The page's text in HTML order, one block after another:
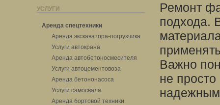
УСЛУГИ
Аренда спецтехники
Аренда экскаватора-погрузчика
Услуги автокрана
Аренда автобетоносмесителя
Услуги автоцементовоза
Аренда бетононасоса
Услуги самосвала
Аренда бортовой техники
Ремонт
подхода.
Важно
не